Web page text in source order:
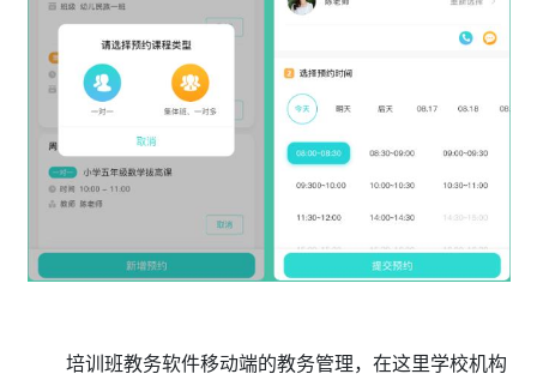
培训班教务软件移动端的教务管理，在这里学校机构